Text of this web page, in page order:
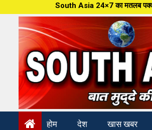
to
content
South Asia 24×7 का मतलब पक्की खबर, देश और
होम देश खास खबर